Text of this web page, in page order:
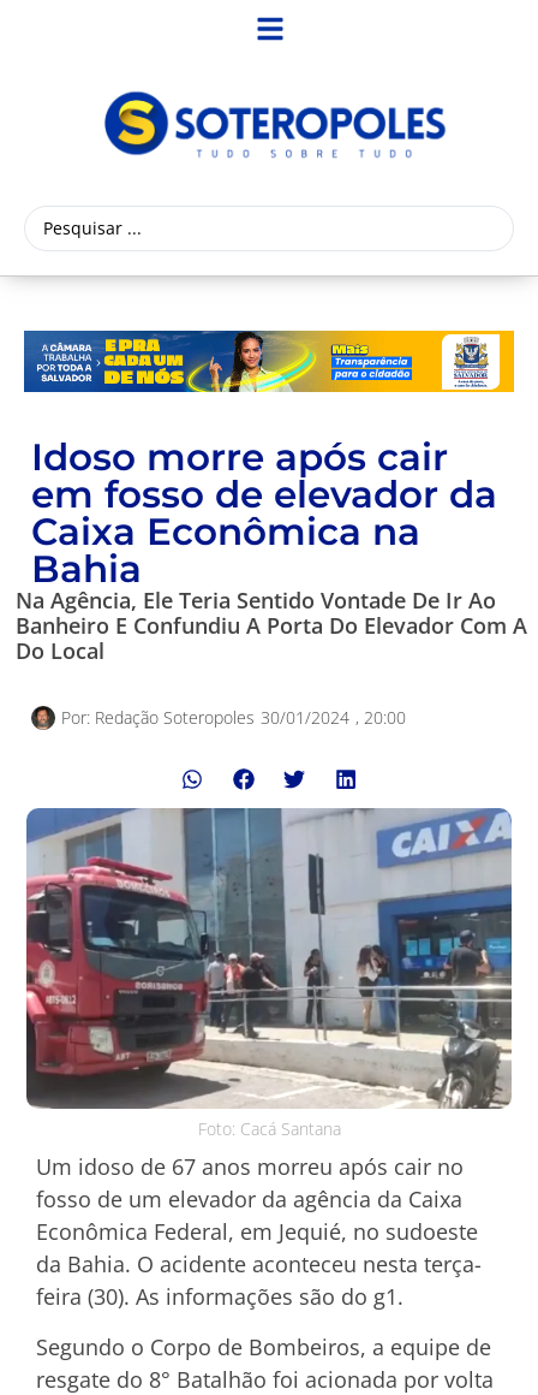
Idoso morre após cair
em fosso de elevador da
Caixa Econômica na
Bahia
Na Agência, Ele Teria Sentido Vontade De Ir Ao
Banheiro E Confundiu A Porta Do Elevador Com A
Do Local
Por: Redação Soteropoles 30/01/2024 , 20:00
Foto: Cacá Santana
Um idoso de 67 anos morreu após cair no
fosso de um elevador da agência da Caixa
Econômica Federal, em Jequié, no sudoeste
da Bahia. O acidente aconteceu nesta terça-
feira (30). As informações são do g1.
Segundo o Corpo de Bombeiros, a equipe de
resgate do 8° Batalhão foi acionada por volta